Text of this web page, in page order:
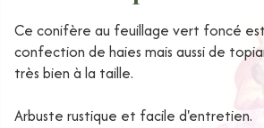
Ce conifère au feuillage vert foncé
confection de haies mais aussi de
très bien à la taille.
Arbuste rustique et facile d'entretien.